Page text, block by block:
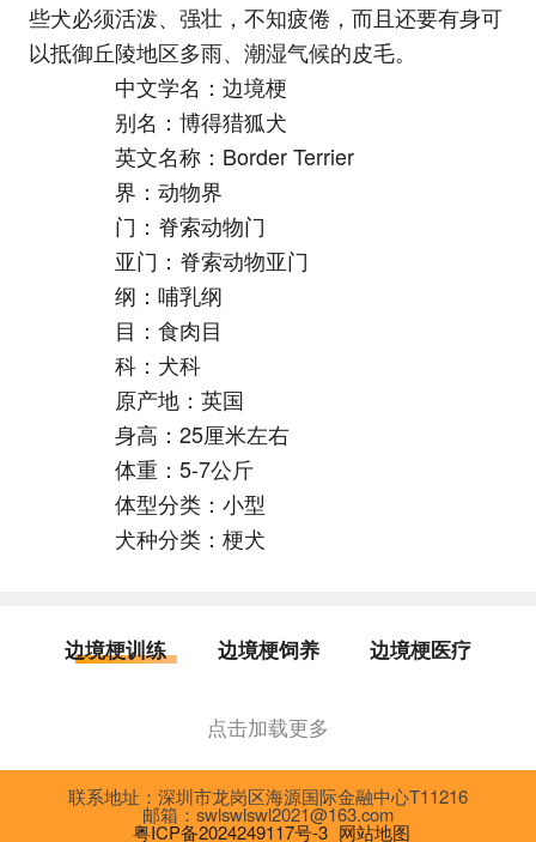
些犬必须活泼、强壮，不知疲倦，而且还要有身可
以抵御丘陵地区多雨、潮湿气候的皮毛。
中文学名：边境梗
别名：博得猎狐犬
英文名称：Border Terrier
界：动物界
门：脊索动物门
亚门：脊索动物亚门
纲：哺乳纲
目：食肉目
科：犬科
原产地：英国
身高：25厘米左右
体重：5-7公斤
体型分类：小型
犬种分类：梗犬
边境梗训练 边境梗饲养 边境梗医疗
点击加载更多
联系地址：深圳市龙岗区海源国际金融中心T11216
邮箱：swlswlswl2021@163.com
粤ICP备2024249117号-3 网站地图